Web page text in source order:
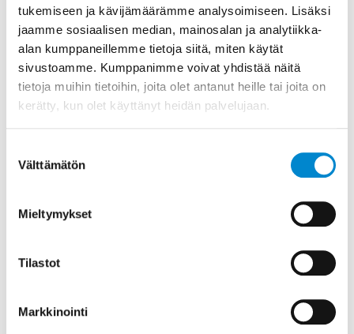
tukemiseen ja kävijämäärämme analysoimiseen. Lisäksi
jaamme sosiaalisen median, mainosalan ja analytiikka-
alan kumppaneillemme tietoja siitä, miten käytät
sivustoamme. Kumppanimme voivat yhdistää näitä
tietoja muihin tietoihin, joita olet antanut heille tai joita on
kerätty, kun olet käyttänyt heidän palvelujaan.
valinta
Välttämätön
Mieltymykset
Tilastot
Markkinointi
Tärinämittaus paljastaa laakerivauriot ja
epätasapainon. Painemittaukset eri pisteissä
paljastavat tukkeumat, vuodot ja venttiilien
toimintahäiriöt. Systemaattinen lähestymistapa
nopeuttaa vian löytämistä ja vähentää turhia
komponenttien vaihtoja.
Mitä varaosia
hydrauliseen
kierukkavaraiteeseen
kannattaa varastoida?